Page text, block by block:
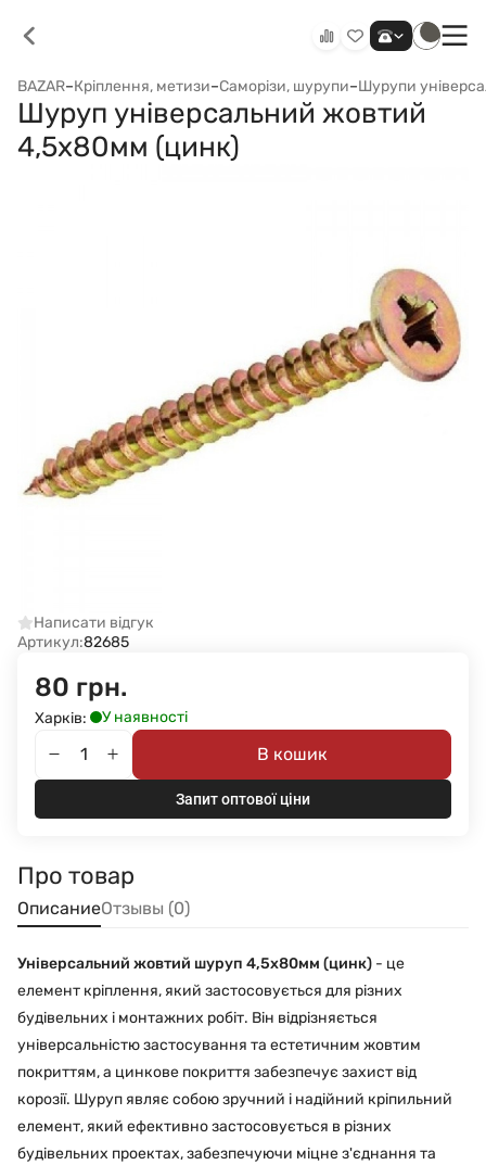
BAZAR–Кріплення, метизи–Саморізи, шурупи–Шурупи
Шуруп універсальний жовтий
4,5x80мм (цинк)
Написати відгук
Артикул:82685
80 грн.
Харків: У наявності
В кошик
Запит оптової ціни
Про товар
ОписаниеОтзывы (0)
Універсальний жовтий шуруп 4,5x80мм (цинк) - це
елемент кріплення, який застосовується для різних
будівельних і монтажних робіт. Він відрізняється
універсальністю застосування та естетичним жовтим
покриттям, а цинкове покриття забезпечує захист від
корозії. Шуруп являє собою зручний і надійний кріпильний
елемент, який ефективно застосовується в різних
будівельних проектах, забезпечуючи міцне з'єднання та